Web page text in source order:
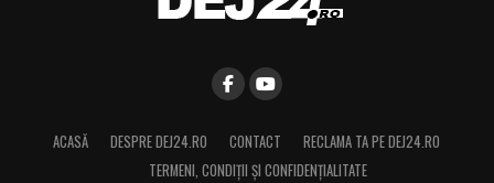
ACASĂ DESPRE DEJ24.RO CONTACT
RECLAMA TA PE DEJ24.RO
TERMENI, CONDIŢII ȘI CONFIDENȚIALITATE